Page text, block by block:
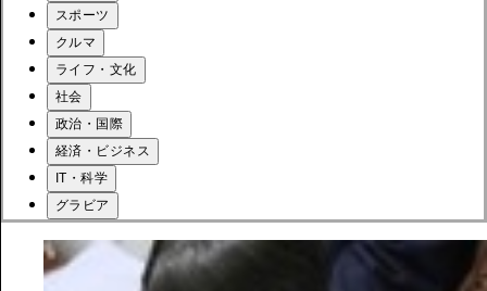
スポーツ
クルマ
ライフ・文化
社会
政治・国際
経済・ビジネス
IT・科学
グラビア